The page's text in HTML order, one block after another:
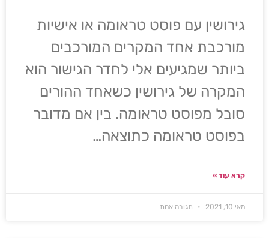
גירושין עם פוסט טראומה או אישיות
מורכבת אחד המקרים המורכבים
ביותר שמגיעים אלי לחדר הגישור הוא
המקרה של גירושין כשאחד ההורים
סובל מפוסט טראומה. בין אם מדובר
בפוסט טראומה כתוצאה…
קרא עוד »
מאי 10, 2021 תגובה אחת